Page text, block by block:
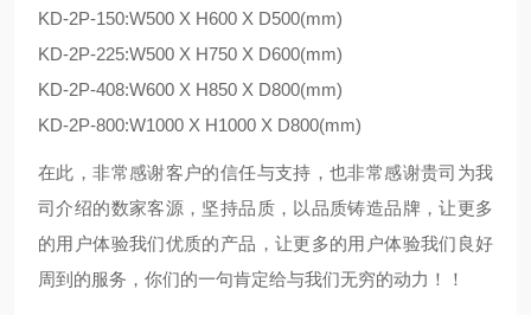
KD-2P-150:W500 X H600 X D500(mm)
KD-2P-225:W500 X H750 X D600(mm)
KD-2P-408:W600 X H850 X D800(mm)
KD-2P-800:W1000 X H1000 X D800(mm)
在此，非常感谢客户的信任与支持，也非常感谢贵司为我
司介绍的数家客源，坚持品质，以品质铸造品牌，让更多
的用户体验我们优质的产品，让更多的用户体验我们良好
周到的服务，你们的一句肯定给与我们无穷的动力！！